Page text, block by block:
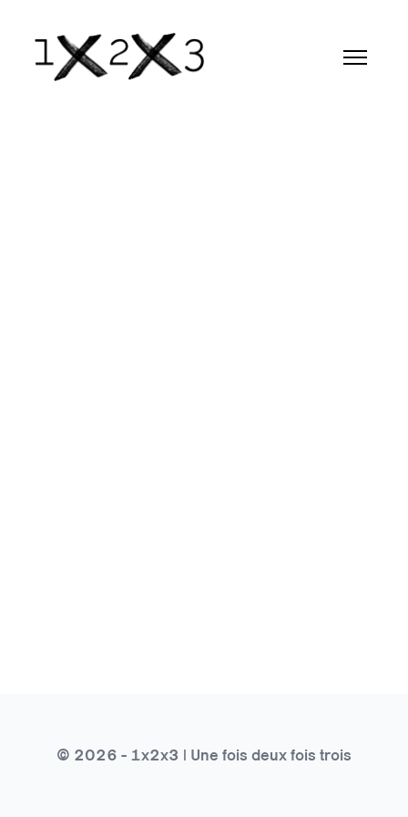
© 2026 - 1x2x3 | Une fois deux fois trois